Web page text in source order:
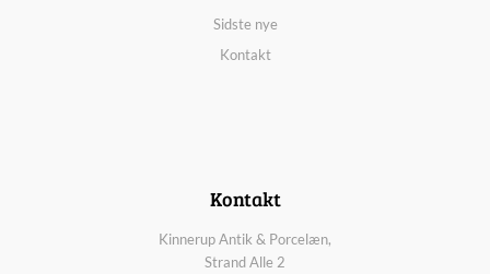
Sidste nye
Kontakt
Kontakt
Kinnerup Antik & Porcelæn,
Strand Alle 2